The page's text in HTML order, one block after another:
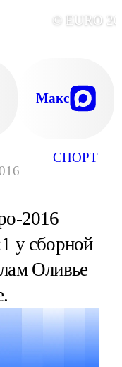
СПОРТ
© EURO
Макс
2016
у сборной
Оливье